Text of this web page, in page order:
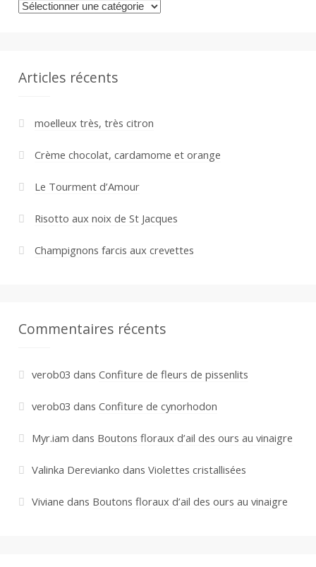
Catégories
Articles récents
moelleux très, très citron
Crème chocolat, cardamome et orange
Le Tourment d’Amour
Risotto aux noix de St Jacques
Champignons farcis aux crevettes
Commentaires récents
verob03 dans Confiture de fleurs de pissenlits
verob03 dans Confiture de cynorhodon
Myr.iam dans Boutons floraux d’ail des ours au vinaigre
Valinka Derevianko dans Violettes cristallisées
Viviane dans Boutons floraux d’ail des ours au vinaigre